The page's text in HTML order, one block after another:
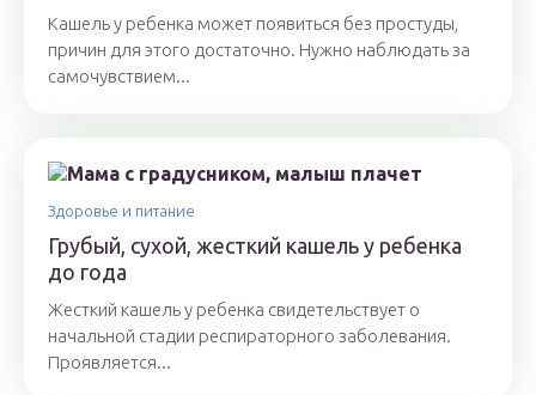
Кашель у ребенка может появиться без простуды,
причин для этого достаточно. Нужно наблюдать за
самочувствием...
Здоровье и питание
Грубый, сухой, жесткий кашель у ребенка
до года
Жесткий кашель у ребенка свидетельствует о
начальной стадии респираторного заболевания.
Проявляется...